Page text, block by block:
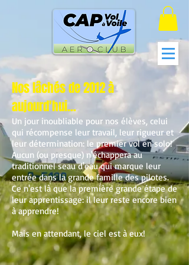
Nos lâchés de 2012 à
aujourd'hui...
Un jour inoubliable pour nos élèves, celui
qui récompense leur travail, leur rigueur et
leur détermination: le premier vol en solo!
Aucun (ou presque) n'échappera au
traditionnel seau d'eau qui marque leur
entrée dans la grande famille des pilotes.
Ce n'est là que la première grande étape de
leur apprentissage: il leur reste encore bien
à apprendre!
Mais en attendant, le ciel est à eux!